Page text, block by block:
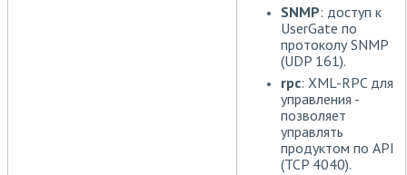
SNMP: доступ к
UserGate по
протоколу SNMP
(UDP 161).
rpc: XML-RPC для
управления -
позволяет
управлять
продуктом по API
(TCP 4040).